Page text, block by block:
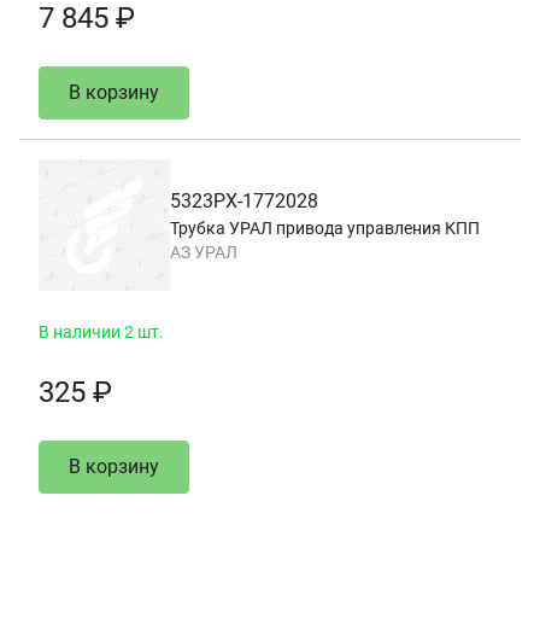
7 845 ₽
В корзину
5323РХ-1772028
Трубка УРАЛ привода управления КПП
АЗ УРАЛ
В наличии 2 шт.
325 ₽
В корзину